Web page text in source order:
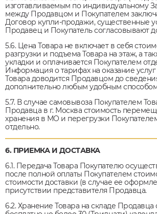
изготавливаемым по индивидуальному
между Продавцом и Покупателем
Договор купли-продажи, существенные
Продавец и Покупатель согласовывают
5.6. Цена Товара не включает в себя
разгрузки и подъема Товара на этаж, а
укладки и оплачивается Покупателем
Информация о тарифах на оказание
Товара доводится Продавцом до
дополнительно любым удобным
5.7. В случае самовывоза Покупателем
Продавца в г. Москва стоимость
хранения в МО и перегрузки
отдельно.
6. ПРИЕМКА И ДОСТАВКА
6.1. Передача Товара Покупателю
после полной оплаты Покупателем
стоимости доставки (в случае ее
присутствии представителя Продавца.
6.2. Хранение Товара на складе Продавца